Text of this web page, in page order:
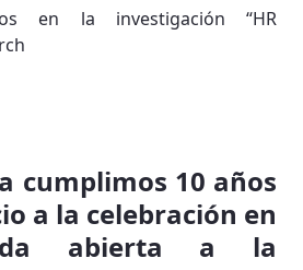
en la investigación “HR
cumplimos 10 años
a la celebración en
abierta a la